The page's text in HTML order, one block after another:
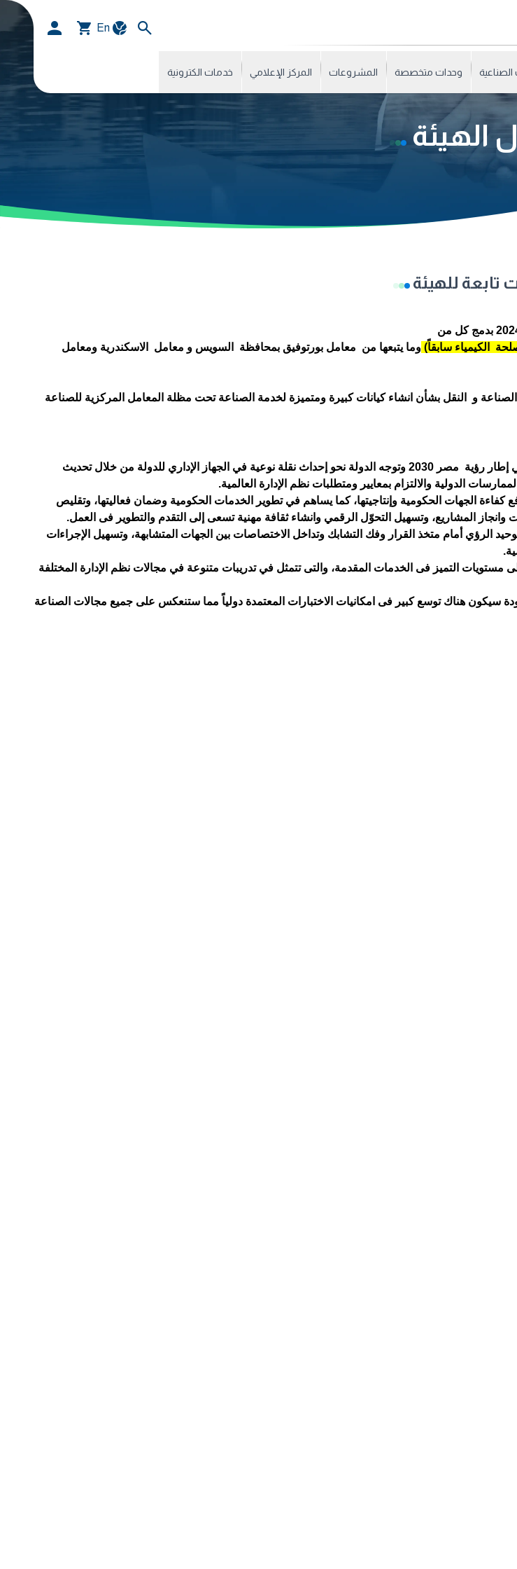
En
الصناعية وحدات متخصصة المشروعات المركز الإعلامي خدمات الكترونية
الهيئة
تابعة للهيئة
الكيمياء سابقاً) وما يتبعها من معامل بورتوفيق بمحافظة السويس و معامل الاسكندرية ومعامل
و النقل بشأن انشاء كيانات كبيرة ومتميزة لخدمة الصناعة تحت مظلة المعامل المركزية للصناعة
أكد الدكتور خالد صوفى رئيس الهيئة المصرية العامة للمواصفات والجودة أن هذا يأتي في إطار رؤية مصر 2030 وتوجه الدولة نحو إحداث نقلة نوعية في الجهاز الإداري للدولة من خلال تحديث
الدولية والالتزام بمعايير ومتطلبات نظم الإدارة العالمية.
الجهات الحكومية وإنتاجيتها، كما يساهم في تطوير الخدمات الحكومية وضمان فعاليتها، وتقليص
المشاريع، وتسهيل التحوّل الرقمي وانشاء ثقافة مهنية تسعى إلى التقدم والتطوير فى العمل.
الرؤي أمام متخذ القرار وفك التشابك وتداخل الاختصاصات بين الجهات المتشابهة، وتسهيل الإجراءات
مستويات التميز فى الخدمات المقدمة، والتى تتمثل في تدريبات متنوعة في مجالات نظم الإدارة المختلفة
سيكون هناك توسع كبير فى امكانيات الاختبارات المعتمدة دولياً مما ستنعكس على جميع مجالات الصناعة